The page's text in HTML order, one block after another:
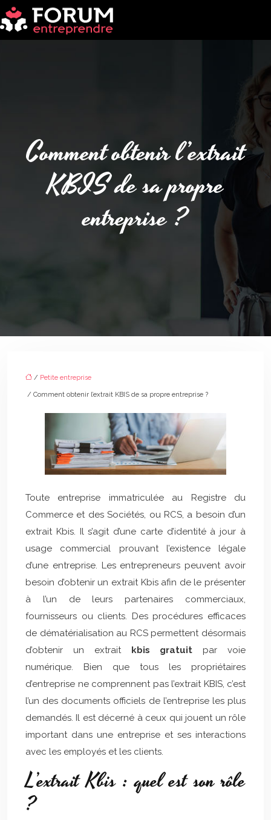
Comment obtenir l’extrait
KBIS de sa propre
entreprise ?
/ Petite entreprise
/ Comment obtenir l’extrait KBIS de sa propre entreprise ?
Toute entreprise immatriculée au Registre du
Commerce et des Sociétés, ou RCS, a besoin d’un
extrait Kbis. Il s’agit d’une carte d’identité à jour à
usage commercial prouvant l’existence légale
d’une entreprise. Les entrepreneurs peuvent avoir
besoin d’obtenir un extrait Kbis afin de le présenter
à l’un de leurs partenaires commerciaux,
fournisseurs ou clients. Des procédures efficaces
de dématérialisation au RCS permettent désormais
d’obtenir un extrait kbis gratuit par voie
numérique. Bien que tous les propriétaires
d’entreprise ne comprennent pas l’extrait KBIS, c’est
l’un des documents officiels de l’entreprise les plus
demandés. Il est décerné à ceux qui jouent un rôle
important dans une entreprise et ses interactions
avec les employés et les clients.
L’extrait Kbis : quel est son rôle
?